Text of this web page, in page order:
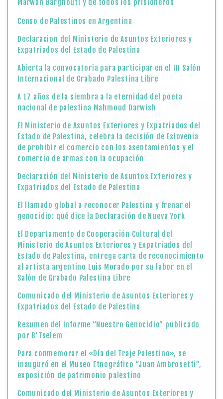
Marwan Barghouti y de todos los prisioneros
Censo de Palestinos en Argentina
Declaracion del Ministerio de Asuntos Exteriores y
Expatriados del Estado de Palestina
Abierta la convocatoria para participar en el III Salón
Internacional de Grabado Palestina Libre
A 17 años de la siembra a la eternidad del poeta
nacional de palestina Mahmoud Darwish
El Ministerio de Asuntos Exteriores y Expatriados del
Estado de Palestina, celebra la decisión de Eslovenia
de prohibir el comercio con los asentamientos y el
comercio de armas con la ocupación
Declaración del Ministerio de Asuntos Exteriores y
Expatriados del Estado de Palestina
El llamado global a reconocer Palestina y frenar el
genocidio: qué dice la Declaración de Nueva York
El Departamento de Cooperación Cultural del
Ministerio de Asuntos Exteriores y Expatriados del
Estado de Palestina, entrega carta de reconocimiento
al artista argentino Luis Morado por su labor en el
Salón de Grabado Palestina Libre
Comunicado del Ministerio de Asuntos Exteriores y
Expatriados del Estado de Palestina
Resumen del Informe “Nuestro Genocidio” publicado
por B’Tselem
Para conmemorar el «Día del Traje Palestino», se
inauguró en el Museo Etnográfico “Juan Ambrosetti”,
exposición de patrimonio palestino
Comunicado del Ministerio de Asuntos Exteriores y